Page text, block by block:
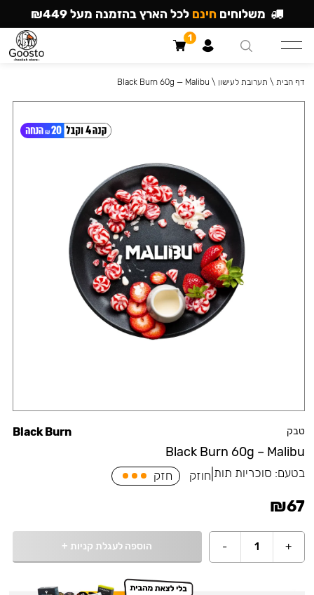
טבק
Black Burn 60g – Malibu
Black Burn
בטעם: סוכריות תות חוזק חזק
₪67
+
1
- הוספה לעגלת קניות +
דף הבית \ תערובת לעישון \
Black Burn 60g — Malibu
משלוחים חינם לכל הארץ בהזמנה מעל ₪449
1